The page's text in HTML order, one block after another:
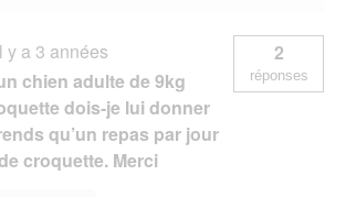
y a 3 années
chien adulte de 9kg
dois-je lui donner
qu’un repas par jour
croquette. Merci
2
réponses